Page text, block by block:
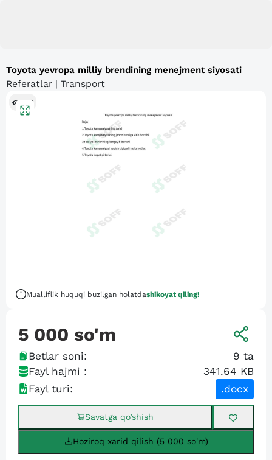
Toyota yevropa milliy brendining menejment siyosati
Referatlar | Transport
180
Mualliflik huquqi buzilgan holatdashikoyat qiling!
5 000 so'm
Betlar soni: 9 ta
Fayl hajmi :
341.64 KB
Fayl turi:
.docx
Savatga qo’shish
Hoziroq xarid qilish (5 000 so'm)